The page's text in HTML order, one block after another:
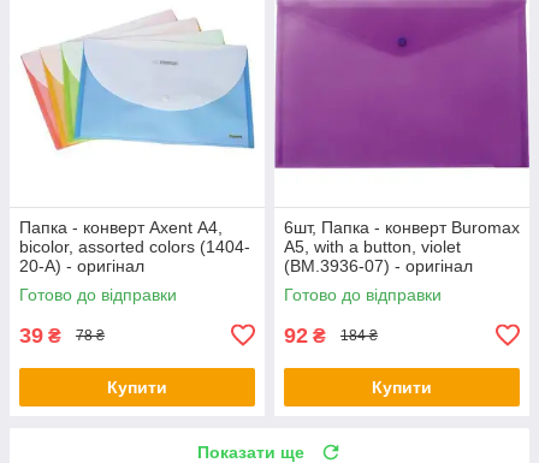
Папка - конверт Axent А4,
bicolor, assorted colors (1404-
20-А) - оригінал
Готово до відправки
39 ₴ 78 ₴
Купити
6шт, Папка - конверт Buromax
А5, with a button, violet
(BM.3936-07) - оригінал
Готово до відправки
92 ₴ 184 ₴
Купити
Показати ще